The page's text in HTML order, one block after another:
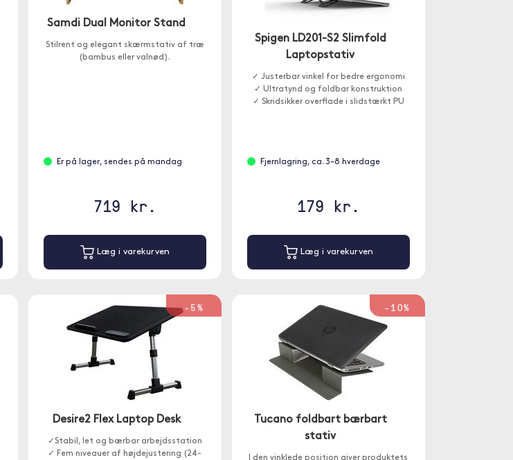
Samdi Dual Monitor Stand
Stilrent og elegant skærmstativ af træ
(bambus eller valnød).
Er på lager, sendes på mandag
719 kr.
Læg i varekurven
Spigen LD201-S2 Slimfold
Laptopstativ
✓ Justerbar vinkel for bedre ergonomi
✓ Ultratynd og foldbar konstruktion
✓ Skridsikker overflade i slidstærkt PU
Fjernlagring, ca. 3-8 hverdage
179 kr.
Læg i varekurven
-5%
Desire2 Flex Laptop Desk
✓Stabil, let og bærbar arbejdsstation
✓ Fem niveauer af højdejustering (24-
-10%
Tucano foldbart bærbart
stativ
I den vinklede position giver produktets